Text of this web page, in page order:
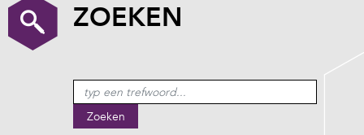
Welzijn / sociaal werk
ZOEKEN
Zoeken